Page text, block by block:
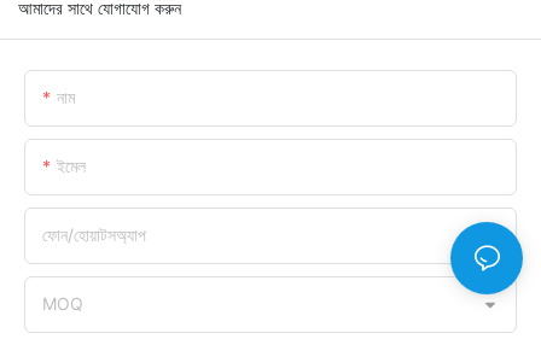
আমাদের সাথে যোগাযোগ করুন
নাম
ইমেল
ফোন/হোয়াটসঅ্যাপ
MOQ